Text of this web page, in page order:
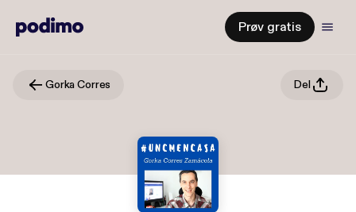
Prøv gratis
Gorka Corres Del